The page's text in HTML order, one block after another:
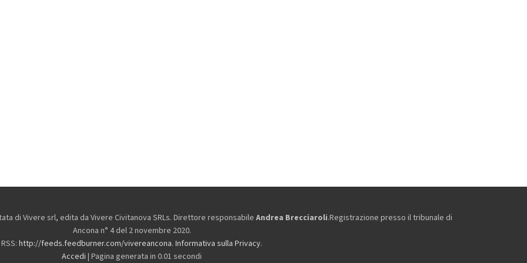
di Vivere srl, edita da Vivere Civitanova SRLs. Direttore responsabile Andrea Brecciaroli.Registrazione presso il tribunale di
Ancona n° 4 del 2 novembre 2020.
RSS: http://feeds.feedburner.com/vivereancona. Informativa sulla Privacy.
Accedi | Pagina generata in 0.01 secondi